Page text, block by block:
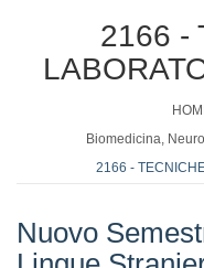
2166 -
Biomedicina,
2166 -
Nuovo